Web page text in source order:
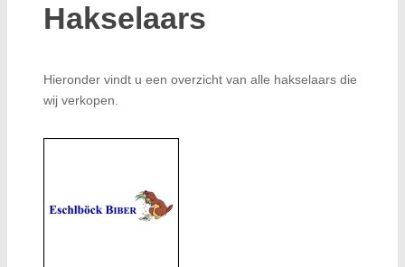
Hakselaars
Hieronder vindt u een overzicht van alle hakselaars die
wij verkopen.